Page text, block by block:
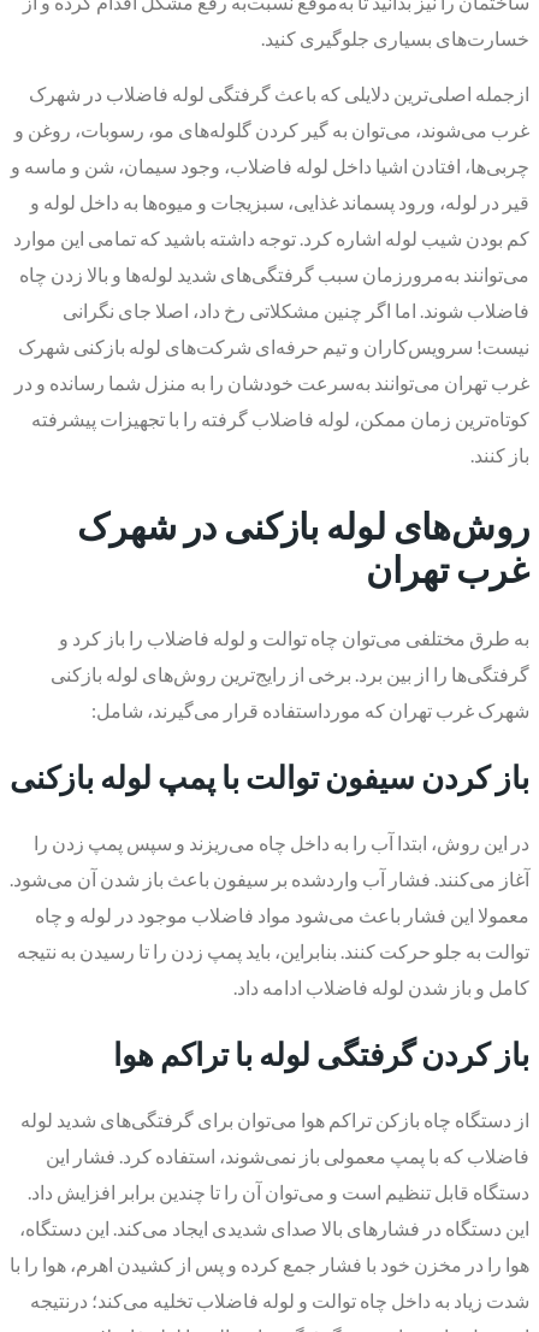
خسارت‌های بسیاری جلوگیری کنید.
ازجمله اصلی‌ترین دلایلی که باعث گرفتگی لوله فاضلاب در شهرک
غرب می‌شوند، می‌توان به گیر کردن گلوله‌های مو، رسوبات، روغن و
چربی‌ها، افتادن اشیا داخل لوله فاضلاب، وجود سیمان، شن و ماسه و
قیر در لوله، ورود پسماند غذایی، سبزیجات و میوه‌ها به داخل لوله و
کم بودن شیب لوله اشاره کرد. توجه داشته باشید که تمامی این موارد
می‌توانند به‌مرورزمان سبب گرفتگی‌های شدید لوله‌ها و بالا زدن چاه
فاضلاب شوند. اما اگر چنین مشکلاتی رخ داد، اصلا جای نگرانی
نیست! سرویس‌کاران و تیم حرفه‌ای شرکت‌های لوله بازکنی شهرک
غرب تهران می‌توانند به‌سرعت خودشان را به منزل شما رسانده و در
کوتاه‌ترین زمان ممکن، لوله فاضلاب گرفته را با تجهیزات پیشرفته
باز کنند.
​روش‌های لوله بازکنی در شهرک
غرب تهران
به طرق مختلفی می‌توان چاه توالت و لوله فاضلاب را باز کرد و
گرفتگی‌ها را از بین برد. برخی از رایج‌ترین روش‌های لوله بازکنی
شهرک غرب تهران که مورداستفاده قرار می‌گیرند، شامل:
​باز کردن سیفون توالت با پمپ لوله بازکنی
در این روش، ابتدا آب را به داخل چاه می‌ریزند و سپس پمپ زدن را
آغاز می‌کنند. فشار آب واردشده بر سیفون باعث باز شدن آن می‌شود.
معمولا این فشار باعث می‌شود مواد فاضلاب موجود در لوله و چاه
توالت به جلو حرکت کنند. بنابراین، باید پمپ زدن را تا رسیدن به نتیجه
کامل و باز شدن لوله فاضلاب ادامه داد.
​باز کردن گرفتگی لوله با تراکم هوا
از دستگاه چاه بازکن تراکم هوا می‌توان برای گرفتگی‌های شدید لوله
فاضلاب که با پمپ معمولی باز نمی‌شوند، استفاده کرد. فشار این
دستگاه قابل تنظیم است و می‌توان آن را تا چندین برابر افزایش داد.
این دستگاه در فشارهای بالا صدای شدیدی ایجاد می‌کند. این دستگاه،
هوا را در مخزن خود با فشار جمع کرده و پس از کشیدن اهرم، هوا را با
شدت زیاد به داخل چاه توالت و لوله فاضلاب تخلیه می‌کند؛ درنتیجه